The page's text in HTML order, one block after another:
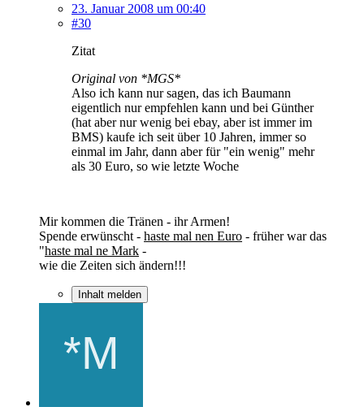
23. Januar 2008 um 00:40
#30
Zitat
Original von *MGS*
Also ich kann nur sagen, das ich Baumann
eigentlich nur empfehlen kann und bei Günther
(hat aber nur wenig bei ebay, aber ist immer im
BMS) kaufe ich seit über 10 Jahren, immer so
einmal im Jahr, dann aber für "ein wenig" mehr
als 30 Euro, so wie letzte Woche
Mir kommen die Tränen - ihr Armen!
Spende erwünscht - haste mal nen Euro - früher war das
"haste mal ne Mark -
wie die Zeiten sich ändern!!!
Inhalt melden